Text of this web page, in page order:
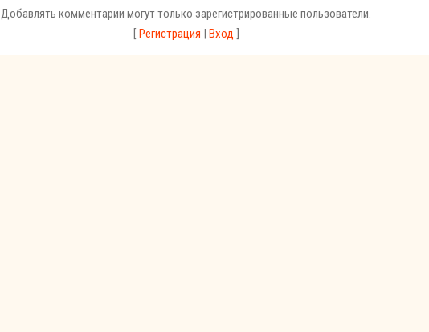
Добавлять комментарии могут только зарегистрированные пользователи.
Регистрация Вход